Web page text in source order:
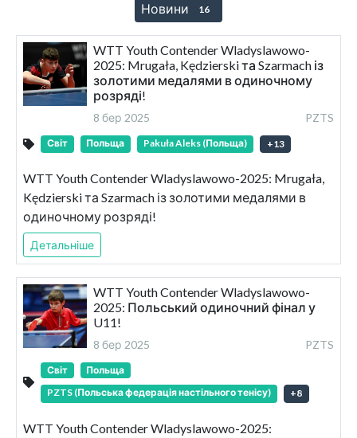
Новини 16
WTT Youth Contender Wladyslawowo-
2025: Mrugała, Kędzierski та Szarmach із
золотими медалями в одиночному
розряді!
8 бер 2025 PZTS
Світ Польща Pakuła Aleks (Польща) +13
WTT Youth Contender Wladyslawowo-2025: Mrugała,
Kędzierski та Szarmach із золотими медалями в
одиночному розряді!
Детальніше
WTT Youth Contender Wladyslawowo-
2025: Польський одиночний фінал у
U11!
8 бер 2025 PZTS
Світ
Польща
PZTS (Польська федерація настільного тенісу)
+8
WTT Youth Contender Wladyslawowo-2025: